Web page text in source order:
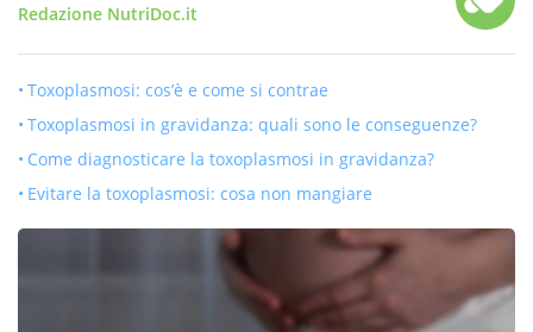
Redazione NutriDoc.it
Toxoplasmosi: cos’è e come si contrae
Toxoplasmosi in gravidanza: quali sono le conseguenze?
Come diagnosticare la toxoplasmosi in gravidanza?
Evitare la toxoplasmosi: cosa non mangiare